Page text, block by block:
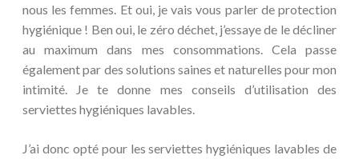
nous les femmes. Et oui, je vais vous parler de protection
hygiénique ! Ben oui, le zéro déchet, j’essaye de le décliner
au maximum dans mes consommations. Cela passe
également par des solutions saines et naturelles pour mon
intimité. Je te donne mes conseils d’utilisation des
serviettes hygiéniques lavables.
J’ai donc opté pour les serviettes hygiéniques lavables de